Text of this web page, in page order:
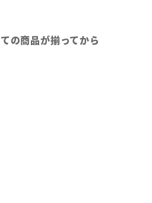
の商品が揃ってから